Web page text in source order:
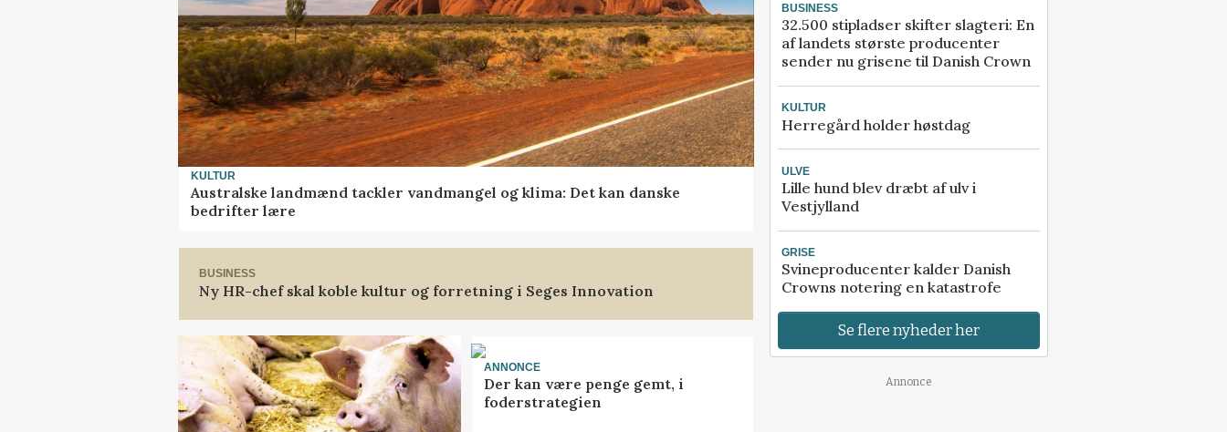
KULTUR
Australske landmænd tackler vandmangel og klima: Det kan danske
bedrifter lære
BUSINESS
Ny HR-chef skal koble kultur og forretning i Seges Innovation
ANNONCE
Der kan være penge gemt, i
foderstrategien
BUSINESS
32.500 stipladser skifter slagteri: En
af landets største producenter
sender nu grisene til Danish Crown
KULTUR
Herregård holder høstdag
ULVE
Lille hund blev dræbt af ulv i
Vestjylland
GRISE
Svineproducenter kalder Danish
Crowns notering en katastrofe
Se flere nyheder her
Annonce